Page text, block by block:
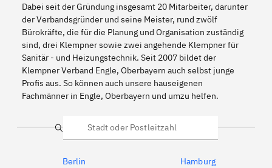
Dabei seit der Gründung insgesamt 20 Mitarbeiter, darunter
der Verbandsgründer und seine Meister, rund zwölf
Bürokräfte, die für die Planung und Organisation zuständig
sind, drei Klempner sowie zwei angehende Klempner für
Sanitär - und Heizungstechnik. Seit 2007 bildet der
Klempner Verband Engle, Oberbayern auch selbst junge
Profis aus. So können auch unsere hauseigenen
Fachmänner in Engle, Oberbayern und umzu helfen.
Suche
Berlin Hamburg